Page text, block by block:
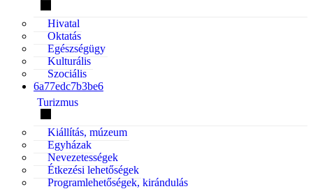
Hivatal
Oktatás
Egészségügy
Kulturális
Szociális
6a77edc7b3be6
Turizmus
Kiállítás, múzeum
Egyházak
Nevezetességek
Étkezési lehetőségek
Programlehetőségek, kirándulás